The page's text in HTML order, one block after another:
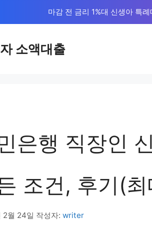
마감 전 금리 1%대 신생아 특례
소액대출
은행 직장인
조건, 후기(
2월 24일 작성자: writer